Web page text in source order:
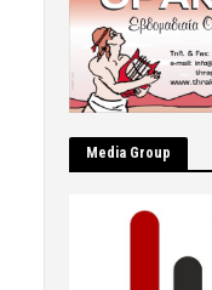
Μedia Group